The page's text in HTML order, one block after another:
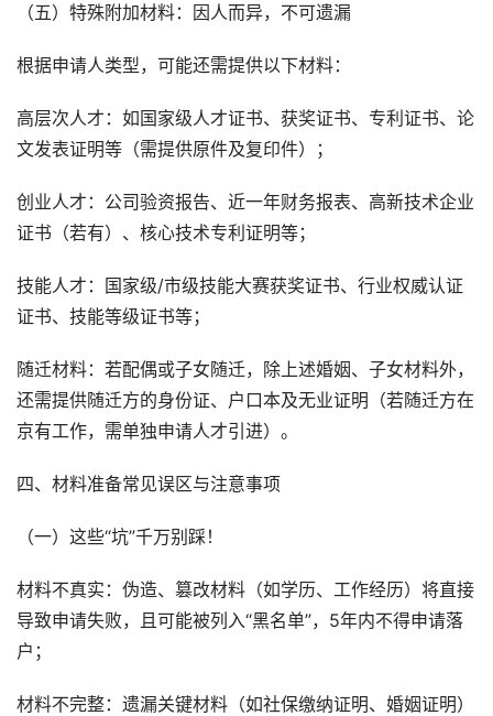
（五）特殊附加材料：因人而异，不可遗漏
根据申请人类型，可能还需提供以下材料：
高层次人才：如国家级人才证书、获奖证书、专利证书、论
文发表证明等（需提供原件及复印件）；
创业人才：公司验资报告、近一年财务报表、高新技术企业
证书（若有）、核心技术专利证明等；
技能人才：国家级/市级技能大赛获奖证书、行业权威认证
证书、技能等级证书等；
随迁材料：若配偶或子女随迁，除上述婚姻、子女材料外，
还需提供随迁方的身份证、户口本及无业证明（若随迁方在
京有工作，需单独申请人才引进）。
四、材料准备常见误区与注意事项
（一）这些“坑”千万别踩！
材料不真实：伪造、篡改材料（如学历、工作经历）将直接
导致申请失败，且可能被列入“黑名单”，5年内不得申请落
户；
材料不完整：遗漏关键材料（如社保缴纳证明、婚姻证明）